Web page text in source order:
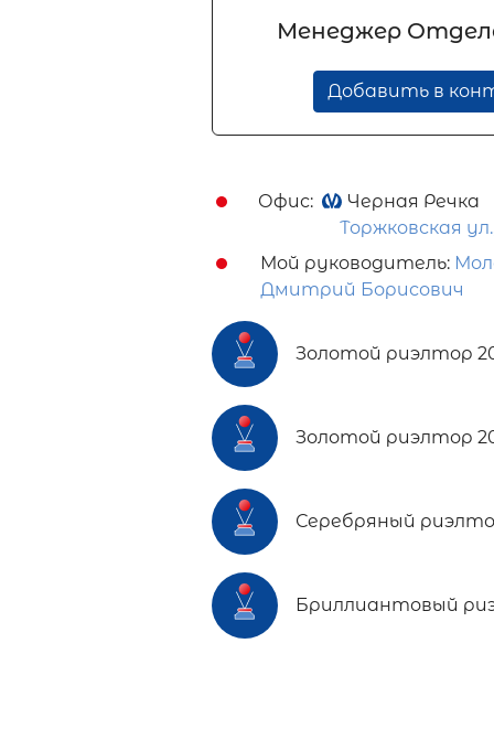
Менеджер
Добавить в
Офис:
Черная Речка
Торжковская ул.,
Мой руководитель:
Дмитрий Борисович
Золотой риэлтор
Золотой риэлтор
Серебряный
Бриллиантовый